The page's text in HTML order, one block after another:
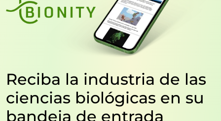
Reciba la industria de las
ciencias biológicas en su
bandeja de entrada